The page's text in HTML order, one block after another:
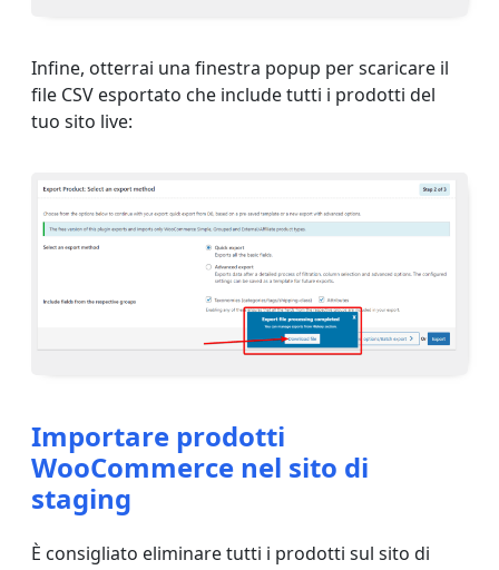
Infine, otterrai una finestra popup per scaricare il
file CSV esportato che include tutti i prodotti del
tuo sito live:
Importare prodotti
WooCommerce nel sito di
staging
È consigliato eliminare tutti i prodotti sul sito di